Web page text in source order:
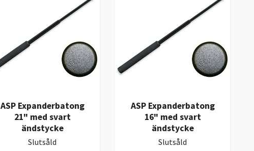
ASP Expanderbatong
21" med svart
ändstycke
Slutsåld
ASP Expanderbatong
16" med svart
ändstycke
Slutsåld